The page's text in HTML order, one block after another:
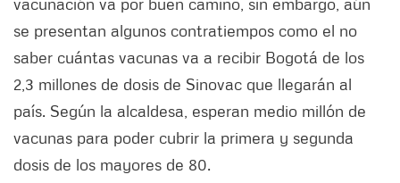
se presentan algunos contratiempos como el no
saber cuántas vacunas va a recibir Bogotá de los
2,3 millones de dosis de Sinovac que llegarán al
país. Según la alcaldesa, esperan medio millón de
vacunas para poder cubrir la primera y segunda
dosis de los mayores de 80.